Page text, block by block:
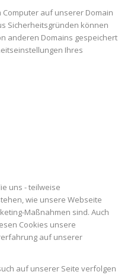
auf unserer Domain
Sicherheitsgründen können
anderen Domains gespeichert
Ihres
uns - teilweise
wie unsere Webseite
Maßnahmen sind. Auch
Cookies unsere
auf unserer
auf unserer Seite verfolgen